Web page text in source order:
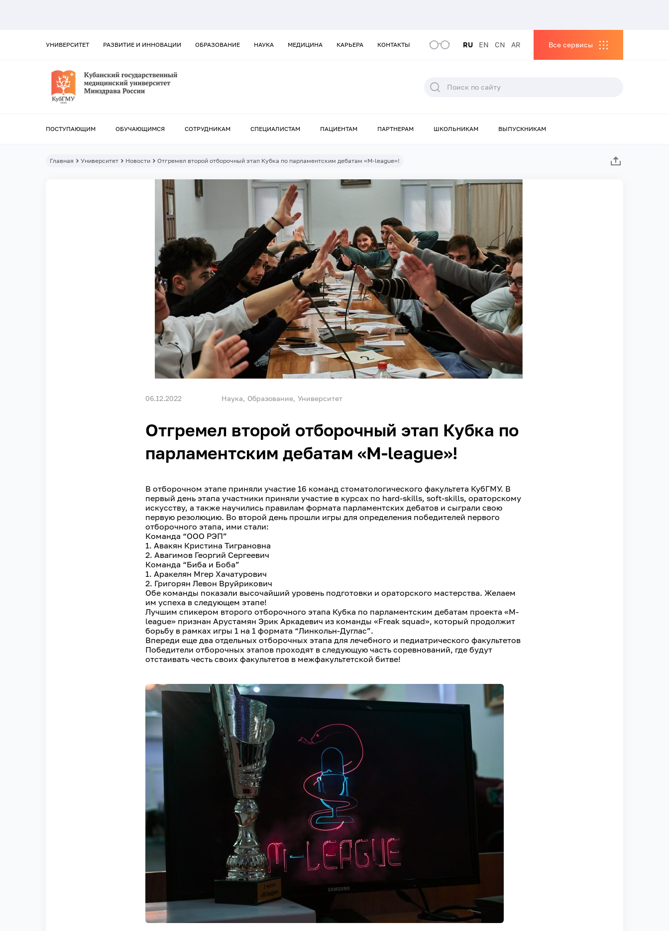
УНИВЕРСИТЕТ РАЗВИТИЕ И ИННОВАЦИИ ОБРАЗОВАНИЕ НАУКА МЕДИЦИНА КАРЬЕРА КОНТАКТЫ RU EN CN AR Все сервисы
ПОСТУПАЮЩИМ ОБУЧАЮЩИМСЯ СОТРУДНИКАМ СПЕЦИАЛИСТАМ ПАЦИЕНТАМ ПАРТНЕРАМ ШКОЛЬНИКАМ ВЫПУСКНИКАМ
Главная Университет Новости Отгремел второй отборочный этап Кубка по парламентским дебатам «M-league»!
06.12.2022 Наука Образование Университет
Отгремел второй отборочный этап Кубка по
парламентским дебатам «M-league»!
В отборочном этапе приняли участие 16 команд стоматологического факультета КубГМУ. В
первый день этапа участники приняли участие в курсах по hard-skills, soft-skills, ораторскому
искусству, а также научились правилам формата парламентских дебатов и сыграли свою
первую резолюцию. Во второй день прошли игры для определения победителей первого
отборочного этапа, ими стали:
Команда “ООО РЭП”
1. Авакян Кристина Тиграновна
2. Авагимов Георгий Сергеевич
Команда “Биба и Боба”
1. Аракелян Мгер Хачатурович
2. Григорян Левон Вруйрикович
Обе команды показали высочайший уровень подготовки и ораторского мастерства. Желаем
им успеха в следующем этапе!
Лучшим спикером второго отборочного этапа Кубка по парламентским дебатам проекта «M-
league» признан Арустамян Эрик Аркадевич из команды «Freak squad», который продолжит
борьбу в рамках игры 1 на 1 формата “Линкольн-Дуглас”.
Впереди еще два отдельных отборочных этапа для лечебного и педиатрического факультетов
Победители отборочных этапов проходят в следующую часть соревнований, где будут
отстаивать честь своих факультетов в межфакультетской битве!